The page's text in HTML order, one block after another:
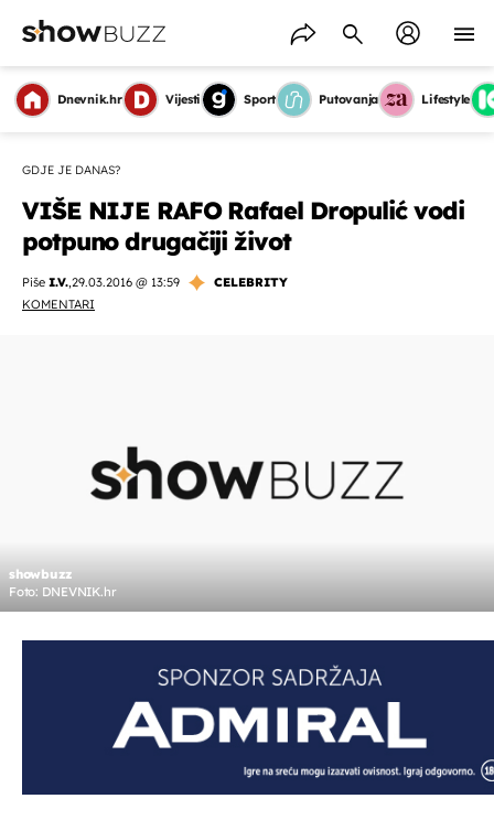
Dnevnik.hr Vijesti Sport Putovanja Lifestyle
GDJE JE DANAS?
VIŠE NIJE RAFO Rafael Dropulić vodi
potpuno drugačiji život
Piše I.V.,29.03.2016 @ 13:59
CELEBRITY
KOMENTARI
showbuzz
Foto: DNEVNIK.hr